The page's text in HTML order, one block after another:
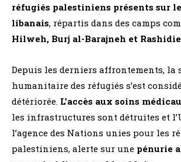
réfugiés palestiniens présents sur
libanais, répartis dans des camps
Hilweh, Burj al-Barajneh et
Depuis les derniers affrontements, la
humanitaire des réfugiés s’est
détériorée. L’accès aux soins
les infrastructures sont détruites et
l’agence des Nations unies pour les
palestiniens, alerte sur une pénurie